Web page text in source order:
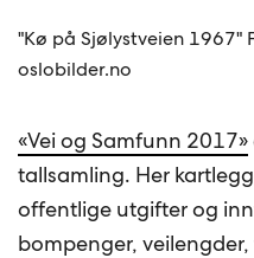
"Kø på Sjølystveien 1967"
oslobilder.no
«Vei og Samfunn 2017»
tallsamling. Her
offentlige utgifter og
bompenger,